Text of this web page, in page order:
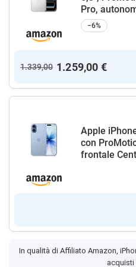
Pro,
−6%
1.339,00 1.259,00 €
Apple
con
frontale
In qualità di Affiliato Amazon,
acquisti